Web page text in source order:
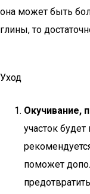
она может быть
глины, то
Уход
Окучивание,
участок
поможет